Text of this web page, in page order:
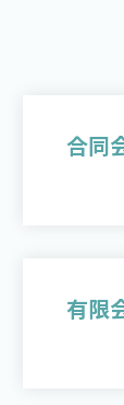
合同
有限